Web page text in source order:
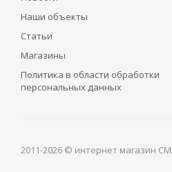
Наши объекты
Статьи
Магазины
Политика в области обработки
персональных данных
2011-2026 © интернет магазин